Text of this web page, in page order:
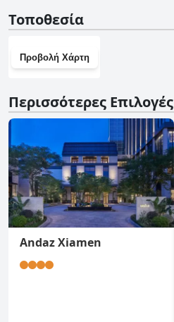
γυμναστήριο.
Τοποθεσία
Προβολή Χάρτη
Περισσότερες Επιλογές
Andaz Xiamen